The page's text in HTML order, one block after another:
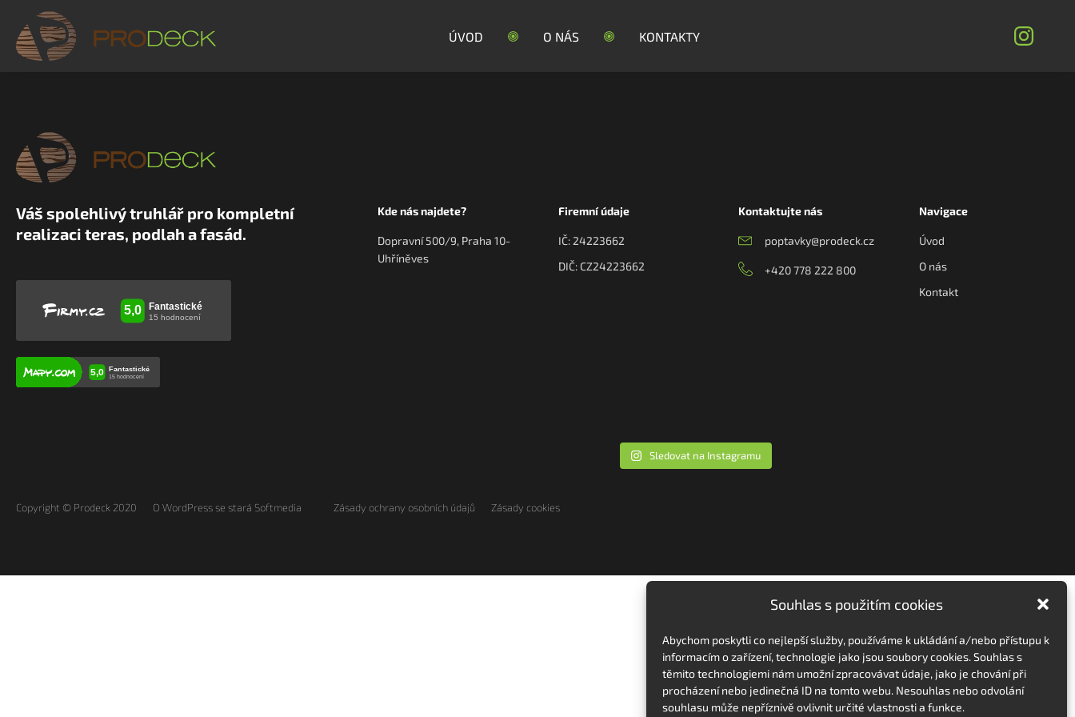
Souhlas s použitím cookies
Abychom poskytli co nejlepší služby, používáme k ukládání a/nebo přístupu k
informacím o zařízení, technologie jako jsou soubory cookies. Souhlas s
těmito technologiemi nám umožní zpracovávat údaje, jako je chování při
procházení nebo jedinečná ID na tomto webu. Nesouhlas nebo odvolání
souhlasu může nepříznivě ovlivnit určité vlastnosti a funkce.
ÚVOD O NÁS KONTAKTY
Váš spolehlivý truhlář pro kompletní
realizaci teras, podlah a fasád.
Kde nás najdete?
Dopravní 500/9, Praha 10-
Uhříněves
Firemní údaje
IČ: 24223662
DIČ: CZ24223662
Kontaktujte nás
poptavky@prodeck.cz
+420 778 222 800
Navigace
Úvod
O nás
Kontakt
Sledovat na Instagramu
Copyright © Prodeck 2020 O WordPress se stará Softmedia Zásady ochrany osobních údajů Zásady cookies